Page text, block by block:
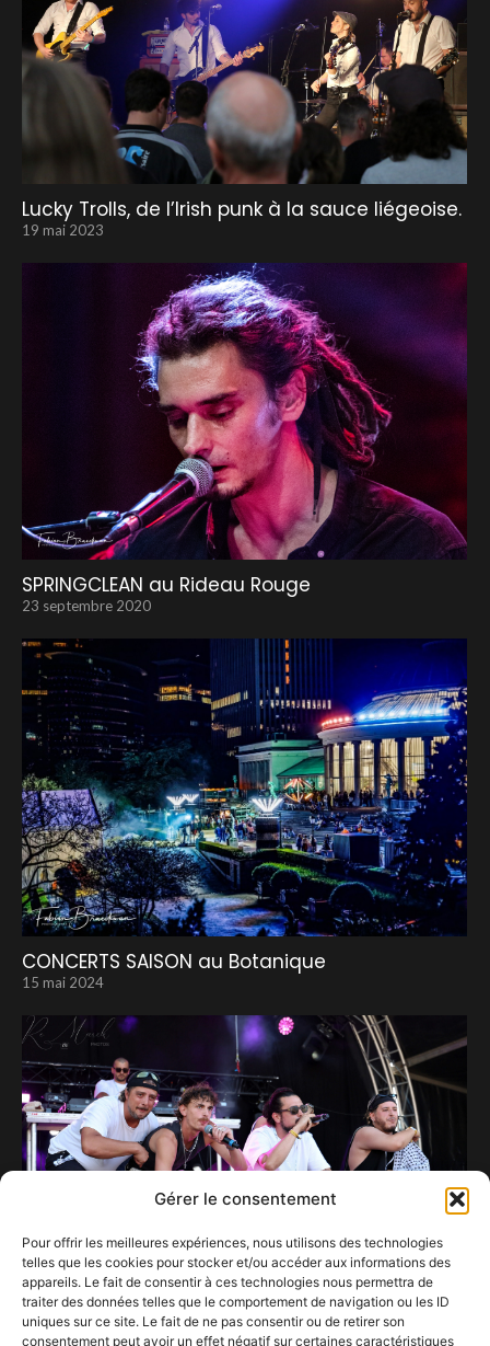
Gérer le consentement
Pour offrir les meilleures expériences, nous utilisons des technologies
telles que les cookies pour stocker et/ou accéder aux informations des
appareils. Le fait de consentir à ces technologies nous permettra de
traiter des données telles que le comportement de navigation ou les ID
uniques sur ce site. Le fait de ne pas consentir ou de retirer son
consentement peut avoir un effet négatif sur certaines caractéristiques
Lucky Trolls, de l’Irish punk à la sauce liégeoise.
19 mai 2023
SPRINGCLEAN au Rideau Rouge
23 septembre 2020
CONCERTS SAISON au Botanique
15 mai 2024
Basement défend la culture urbaine